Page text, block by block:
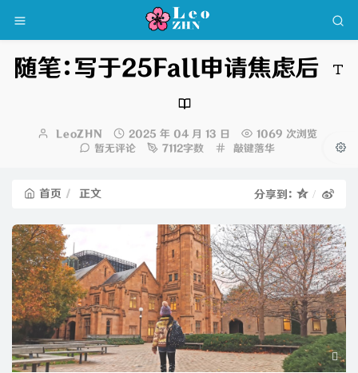
随笔：写于25Fall申请焦虑后
博LeoZHN
发
布
2025 年 04 月 13 日
1069 次浏览
暂无评论
7112字数
分
敲键落华
首页 正文 分享到：